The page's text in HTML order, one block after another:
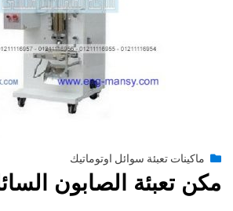
byengmansyPostedأغسطس 27, 2020
ماكينات تعبئة سوائل اوتوماتيك
مكن تعبئة الصابون